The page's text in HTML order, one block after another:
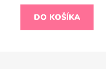
DO KOŠÍKA